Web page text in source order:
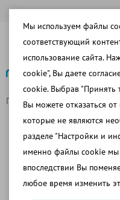
Главная страница O
Отзывы
Мы используем файлы
соответствующий
использование сайта.
cookie", Вы даете
cookie. Выбрав "Принять
Вы можете отказаться
которые не являются
разделе "Настройки и
именно файлы cookie мы
впоследствии Вы
любое время изменить